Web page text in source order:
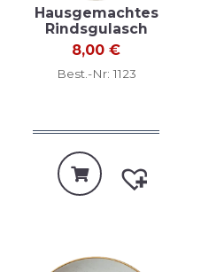
Hausgemachtes
Rindsgulasch
8,00 €
Best.-Nr: 1123